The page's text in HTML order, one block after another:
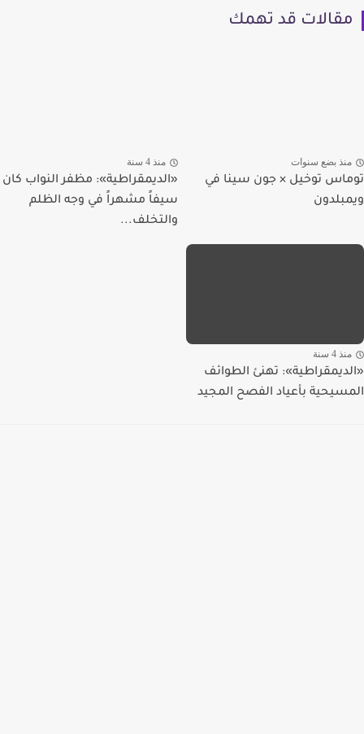
مقالات قد تهمك
منذ بضع سنوات
توماس توخيل × جون سينا في
ويمبلدون
منذ 4 سنة
«الديمقراطية»: مظفر النواب كان
سيفاً مشهراً في وجه الظلم
والتخلف...
منذ 4 سنة
«الديمقراطية»: تهنئ الطوائف
المسيحية بأعياد الفصح المجيد